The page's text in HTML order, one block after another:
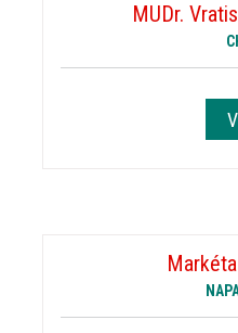
MUDr.